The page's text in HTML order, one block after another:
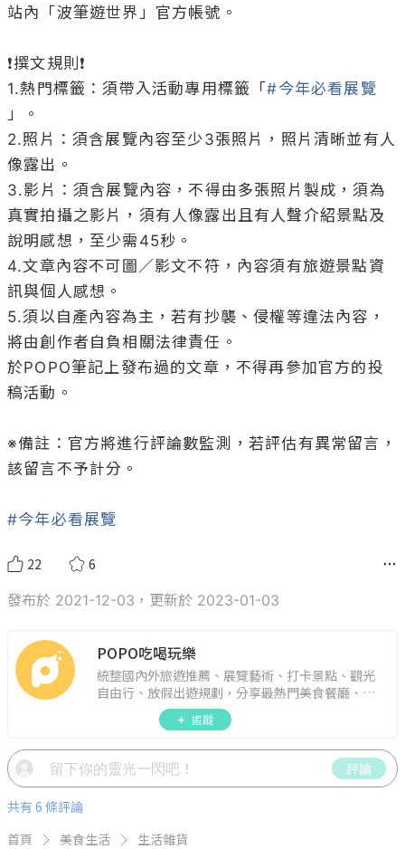
站內「波筆遊世界」官方帳號。
❗撰文規則❗
1.熱門標籤：須帶入活動專用標籤「#今年必看展覽
」。
2.照片：須含展覽內容至少3張照片，照片清晰並有人
像露出。
3.影片：須含展覽內容，不得由多張照片製成，須為
真實拍攝之影片，須有人像露出且有人聲介紹景點及
說明感想，至少需45秒。
4.文章內容不可圖／影文不符，內容須有旅遊景點資
訊與個人感想。
5.須以自產內容為主，若有抄襲、侵權等違法內容，
將由創作者自負相關法律責任。
於POPO筆記上發布過的文章，不得再參加官方的投
稿活動。
※備註：官方將進行評論數監測，若評估有異常留言，
該留言不予計分。
#今年必看展覽
22 6
發布於 2021-12-03，更新於 2023-01-03
POPO吃喝玩樂
統整國內外旅遊推薦、展覽藝術、打卡景點、觀光
自由行、放假出遊規劃，分享最熱門美食餐廳、約
會聚餐、人氣甜點、速食手搖飲、3C科技、心理測
驗、星座運勢、生活雜貨、吃喝玩樂實用資訊。
追蹤
評論
共有 6 條評論
首頁
美食生活 生活雜貨